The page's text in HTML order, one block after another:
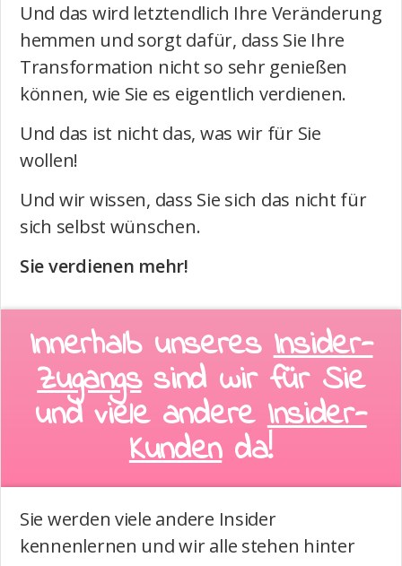
Und das wird letztendlich Ihre Veränderung
hemmen und sorgt dafür, dass Sie Ihre
Transformation nicht so sehr genießen
können, wie Sie es eigentlich verdienen.
Und das ist nicht das, was wir für Sie
wollen!
Und wir wissen, dass Sie sich das nicht für
sich selbst wünschen.
Sie verdienen mehr!
Innerhalb unseresInsider-
Zugangssind wir für Sie
und viele andereInsider-
Kundenda!
Sie werden viele andere Insider
kennenlernen und wir alle stehen hinter